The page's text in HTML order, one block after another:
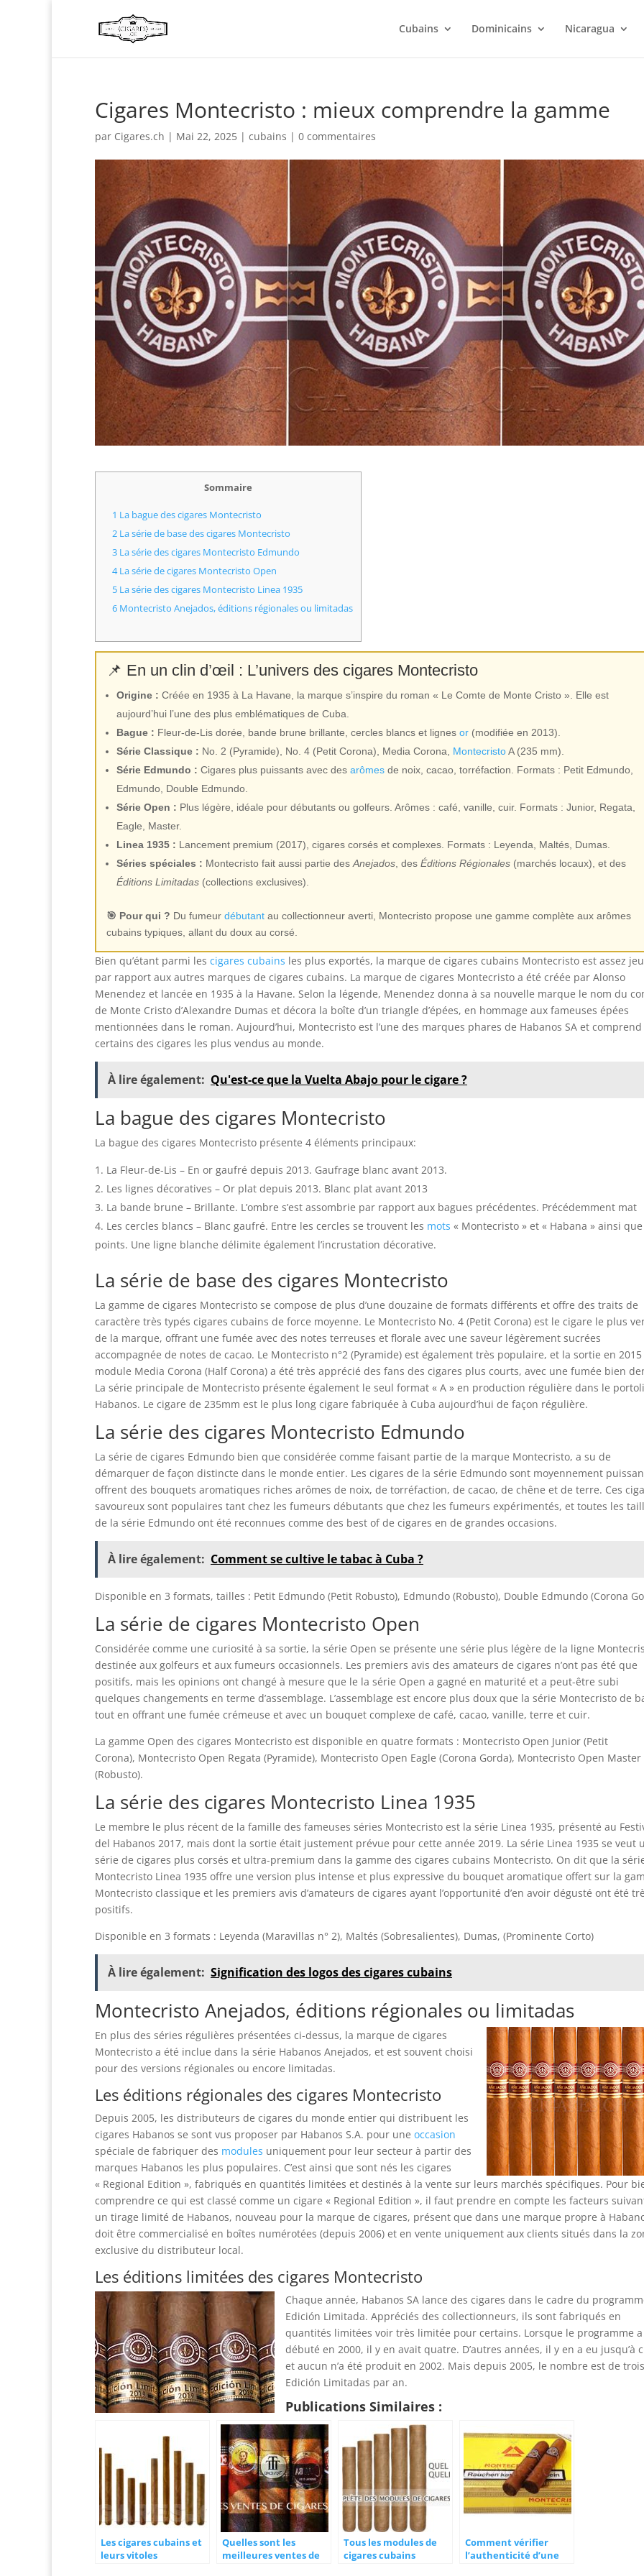
Cubains Dominicains Nicaragua
Cigares Montecristo : mieux comprendre la gamme
par Cigares.ch | Mai 22, 2025 | cubains | 0 commentaires
Sommaire
1 La bague des cigares Montecristo
2 La série de base des cigares Montecristo
3 La série des cigares Montecristo Edmundo
4La série de cigares Montecristo Open
5 La série des cigares Montecristo Linea 1935
6 Montecristo Anejados, éditions régionales ou limitadas
📌 En un clin d’œil : L’univers des cigares Montecristo
Origine : Créée en 1935 à La Havane, la marque s’inspire du roman « Le Comte de Monte Cristo ». Elle est
aujourd’hui l’une des plus emblématiques de Cuba.
Bague : Fleur-de-Lis dorée, bande brune brillante, cercles blancs et lignes or (modifiée en 2013).
Série Classique : No. 2 (Pyramide), No. 4 (Petit Corona), Media Corona, MontecristoA (235 mm).
Série Edmundo : Cigares plus puissants avec des arômes de noix, cacao, torréfaction. Formats : Petit Edmundo,
Edmundo, Double Edmundo.
Série Open : Plus légère, idéale pour débutants ou golfeurs. Arômes : café, vanille, cuir. Formats : Junior, Regata,
Eagle, Master.
Linea 1935 : Lancement premium (2017), cigares corsés et complexes. Formats : Leyenda, Maltés, Dumas.
Séries spéciales : Montecristo fait aussi partie des Anejados , des Éditions Régionales (marchés locaux), et des
Éditions Limitadas (collections exclusives).
🎯 Pour qui ? Du fumeur débutant au collectionneur averti, Montecristo propose une gamme complète aux arômes
cubains typiques, allant du doux au corsé.
Bien qu’étant parmi les cigares cubains les plus exportés, la marque de cigares cubains Montecristo est assez
par rapport aux autres marques de cigares cubains. La marque de cigares Montecristo a été créée par Alonso
Menendez et lancée en 1935 à la Havane. Selon la légende, Menendez donna à sa nouvelle marque le nom du
de Monte Cristo d’Alexandre Dumas et décora la boîte d’un triangle d’épées, en hommage aux fameuses épées
mentionnées dans le roman. Aujourd’hui, Montecristo est l’une des marques phares de Habanos SA et comprend
certains des cigares les plus vendus au monde.
À lire également: Qu'est-ce que la Vuelta Abajo pour le cigare ?
La bague des cigares Montecristo
La bague des cigares Montecristo présente 4 éléments principaux:
La Fleur-de-Lis – En or gaufré depuis 2013. Gaufrage blanc avant 2013.
Les lignes décoratives – Or plat depuis 2013. Blanc plat avant 2013
La bande brune – Brillante. L’ombre s’est assombrie par rapport aux bagues précédentes. Précédemment mat
Les cercles blancs – Blanc gaufré. Entre les cercles se trouvent les mots « Montecristo » et « Habana » ainsi
points. Une ligne blanche délimite également l’incrustation décorative.
La série de base des cigares Montecristo
La gamme de cigares Montecristo se compose de plus d’une douzaine de formats différents et offre des traits de
caractère très typés cigares cubains de force moyenne. Le Montecristo No. 4 (Petit Corona) est le cigare le plus
de la marque, offrant une fumée avec des notes terreuses et florale avec une saveur légèrement sucrées
accompagnée de notes de cacao. Le Montecristo n°2 (Pyramide) est également très populaire, et la sortie en
module Media Corona (Half Corona) a été très apprécié des fans des cigares plus courts, avec une fumée bien
La série principale de Montecristo présente également le seul format « A » en production régulière dans le
Habanos. Le cigare de 235mm est le plus long cigare fabriquée à Cuba aujourd’hui de façon régulière.
La série des cigares Montecristo Edmundo
La série de cigares Edmundo bien que considérée comme faisant partie de la marque Montecristo, a su de
démarquer de façon distincte dans le monde entier. Les cigares de la série Edmundo sont moyennement
offrent des bouquets aromatiques riches arômes de noix, de torréfaction, de cacao, de chêne et de terre. Ces
savoureux sont populaires tant chez les fumeurs débutants que chez les fumeurs expérimentés, et toutes les
de la série Edmundo ont été reconnues comme des best of de cigares en de grandes occasions.
À lire également: Comment se cultive le tabac à Cuba ?
Disponible en 3 formats, tailles : Petit Edmundo (Petit Robusto), Edmundo (Robusto), Double Edmundo (Corona
La série de cigares Montecristo Open
Considérée comme une curiosité à sa sortie, la série Open se présente une série plus légère de la ligne
destinée aux golfeurs et aux fumeurs occasionnels. Les premiers avis des amateurs de cigares n’ont pas été que
positifs, mais les opinions ont changé à mesure que le la série Open a gagné en maturité et a peut-être subi
quelques changements en terme d’assemblage. L’assemblage est encore plus doux que la série Montecristo de
tout en offrant une fumée crémeuse et avec un bouquet complexe de café, cacao, vanille, terre et cuir.
La gamme Open des cigares Montecristo est disponible en quatre formats : Montecristo Open Junior (Petit
Corona), Montecristo Open Regata (Pyramide), Montecristo Open Eagle (Corona Gorda), Montecristo Open Master
(Robusto).
La série des cigares Montecristo Linea 1935
Le membre le plus récent de la famille des fameuses séries Montecristo est la série Linea 1935, présenté au
del Habanos 2017, mais dont la sortie était justement prévue pour cette année 2019. La série Linea 1935 se veut
série de cigares plus corsés et ultra-premium dans la gamme des cigares cubains Montecristo. On dit que la
Montecristo Linea 1935 offre une version plus intense et plus expressive du bouquet aromatique offert sur la
Montecristo classique et les premiers avis d’amateurs de cigares ayant l’opportunité d’en avoir dégusté ont été
positifs.
Disponible en 3 formats : Leyenda (Maravillas n° 2), Maltés (Sobresalientes), Dumas, (Prominente Corto)
À lire également: Signification des logos des cigares cubains
Montecristo Anejados, éditions régionales ou limitadas
En plus des séries régulières présentées ci-dessus, la marque de cigares
Montecristo a été inclue dans la série Habanos Anejados, et est souvent choisi
pour des versions régionales ou encore limitadas.
Les éditions régionales des cigares Montecristo
Depuis 2005, les distributeurs de cigares du monde entier qui distribuent les
cigares Habanos se sont vus proposer par Habanos S.A. pour une occasion
spéciale de fabriquer des modules uniquement pour leur secteur à partir des
marques Habanos les plus populaires. C’est ainsi que sont nés les cigares
« Regional Edition », fabriqués en quantités limitées et destinés à la vente sur leurs marchés spécifiques. Pour
comprendre ce qui est classé comme un cigare « Regional Edition », il faut prendre en compte les facteurs
un tirage limité de Habanos, nouveau pour la marque de cigares, présent que dans une marque propre à
doit être commercialisé en boîtes numérotées (depuis 2006) et en vente uniquement aux clients situés dans la
exclusive du distributeur local.
Les éditions limitées des cigares Montecristo
Chaque année, Habanos SA lance des cigares dans le cadre du
Edición Limitada. Appréciés des collectionneurs, ils sont fabriqués en
quantités limitées voir très limitée pour certains. Lorsque le programme a
débuté en 2000, il y en avait quatre. D’autres années, il y en a eu jusqu’à
et aucun n’a été produit en 2002. Mais depuis 2005, le nombre est de trois
Edición Limitadas par an.
Publications Similaires :
Les cigares cubains et
leurs vitoles
Quelles sont les
meilleures ventes de
Tous les modules de
cigares cubains
Comment vérifier
l’authenticité d’une